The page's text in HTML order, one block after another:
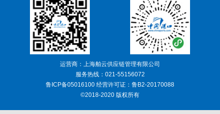
运营商：上海舶云供应链管理有限公司
服务热线：021-55156072
鲁ICP备05016100 经营许可证：鲁B2-20170088
©2018-2020 版权所有